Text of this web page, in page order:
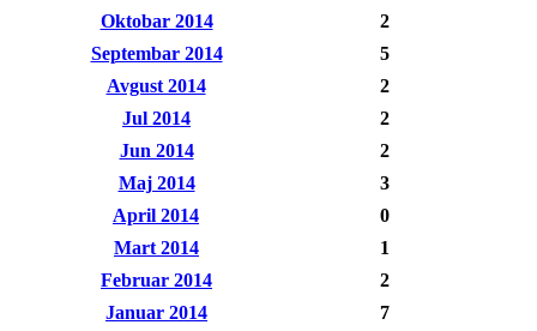
Oktobar 2014
2
Septembar 2014
5
Avgust 2014
2
Jul 2014
2
Jun 2014
2
Maj 2014
3
April 2014
0
Mart 2014
1
Februar 2014
2
Januar 2014
7